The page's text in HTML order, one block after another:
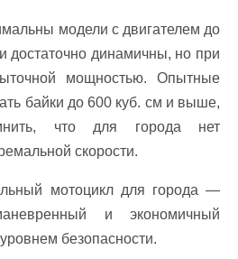
модели с двигателем до
достаточно динамичны, но при
мощностью. Опытные
байки до 600 куб. см и выше,
что для города нет
скорости.
мотоцикл для города —
и экономичный
безопасности.